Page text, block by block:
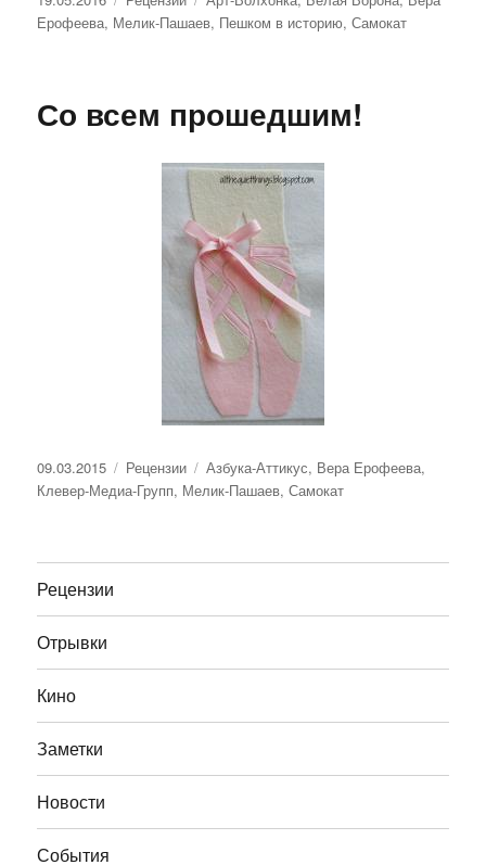
Ерофеева, Мелик-Пашаев, Пешком в историю,Самокат
Со всем прошедшим!
Опубликовано
09.03.2015 Рубрики
Рецензии Метки
Азбука-Аттикус, Вера Ерофеева,
Клевер-Медиа-Групп, Мелик-Пашаев,Самокат
Рецензии
Отрывки
Кино
Заметки
Новости
События